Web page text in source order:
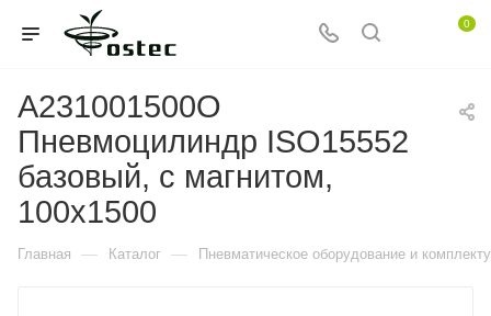
0
A231001500O
Пневмоцилиндр ISO15552
базовый, с магнитом,
100x1500
Главная — Каталог — Пневматическое оборудование и